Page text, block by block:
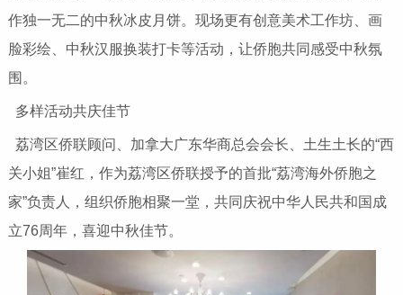
作独一无二的中秋冰皮月饼。现场更有创意美术工作坊、画
脸彩绘、中秋汉服换装打卡等活动，让侨胞共同感受中秋氛
围。
多样活动共庆佳节
荔湾区侨联顾问、加拿大广东华商总会会长、土生土长的“西
关小姐”崔红，作为荔湾区侨联授予的首批“荔湾海外侨胞之
家”负责人，组织侨胞相聚一堂，共同庆祝中华人民共和国成
立76周年，喜迎中秋佳节。